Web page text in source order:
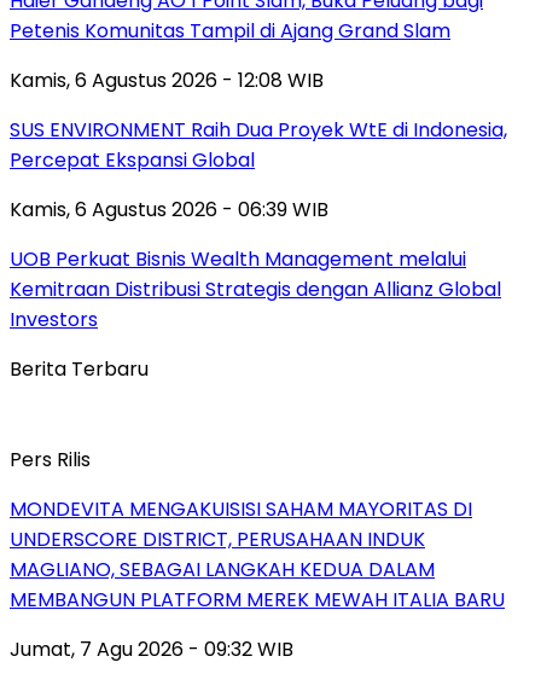
Petenis Komunitas Tampil di Ajang Grand Slam
Kamis, 6 Agustus 2026 - 12:08 WIB
SUS ENVIRONMENT Raih Dua Proyek WtE di Indonesia,
Percepat Ekspansi Global
Kamis, 6 Agustus 2026 - 06:39 WIB
UOB Perkuat Bisnis Wealth Management melalui
Kemitraan Distribusi Strategis dengan Allianz Global
Investors
Berita Terbaru
Pers Rilis
MONDEVITA MENGAKUISISI SAHAM MAYORITAS DI
UNDERSCORE DISTRICT, PERUSAHAAN INDUK
MAGLIANO, SEBAGAI LANGKAH KEDUA DALAM
MEMBANGUN PLATFORM MEREK MEWAH ITALIA BARU
Jumat, 7 Agu 2026 - 09:32 WIB